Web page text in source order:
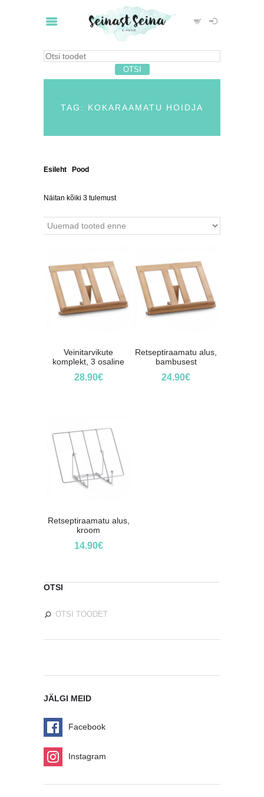
TAG: KOKARAAMATU HOIDJA
Esileht Pood
Näitan kõiki 3 tulemust
Veinitarvikute
komplekt, 3 osaline
28.90€
Retseptiraamatu alus,
bambusest
24.90€
Retseptiraamatu alus,
kroom
14.90€
OTSI
JÄLGI MEID
Facebook
Instagram